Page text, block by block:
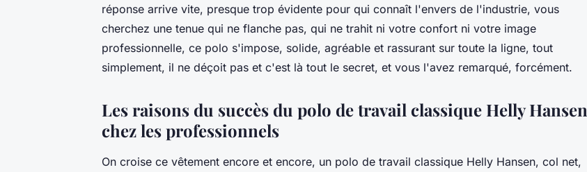
réponse arrive vite, presque trop évidente pour qui connaît l'envers de l'industrie, vous
cherchez une tenue qui ne flanche pas, qui ne trahit ni votre confort ni votre image
professionnelle, ce polo s'impose, solide, agréable et rassurant sur toute la ligne, tout
simplement, il ne déçoit pas et c'est là tout le secret, et vous l'avez remarqué, forcément.
Les raisons du succès du polo de travail classique Helly Hansen
chez les professionnels
On croise ce vêtement encore et encore, un polo de travail classique Helly Hansen, col net,